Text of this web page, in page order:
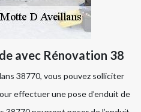
avec Rénovation 38
38770, vous pouvez solliciter
effectuer une pose d’enduit de